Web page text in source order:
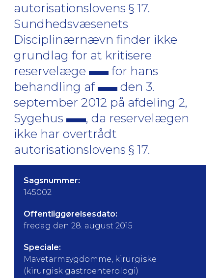
autorisationslovens § 17.
Sundhedsvæsenets
Disciplinærnævn finder ikke
grundlag for at kritisere
reservelæge
for hans
behandling af
den 3.
september 2012 på afdeling 2,
Sygehus
, da reservelægen
ikke har overtrådt
autorisationslovens § 17.
Sagsnummer:
145002
Offentliggørelsesdato:
fredag den 28. august 2015
Speciale:
Mavetarmsygdomme, kirurgiske
(kirurgisk gastroenterologi)